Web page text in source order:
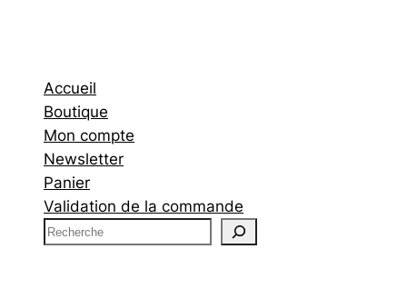
Accueil
Boutique
Mon compte
Newsletter
Panier
Validation de la commande
R